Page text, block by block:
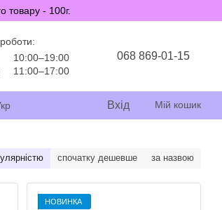
товару - 100г.
10:00–19:00
11:00–17:00
068 869-01-15
Вхід Мій кошик
спочатку дешевше за назвою
НОВИНКА